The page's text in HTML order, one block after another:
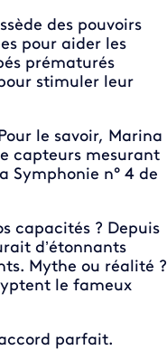
des pouvoirs
pour aider les
prématurés
stimuler leur
le savoir, Marina
capteurs mesurant
Symphonie n° 4 de
capacités ? Depuis
d’étonnants
Mythe ou réalité ?
le fameux
parfait.